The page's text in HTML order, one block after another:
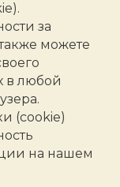
за
можете
в любой
(cookie)
на нашем